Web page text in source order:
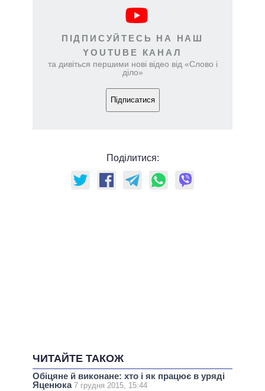
ПІДПИСУЙТЕСЬ НА НАШ
YOUTUBE КАНАЛ
та дивіться першими нові відео від «Слово і
діло»
Підписатися
Поділитися:
ЧИТАЙТЕ ТАКОЖ
Обіцяне й виконане: хто і як працює в уряді
Яценюка 7 грудня 2015, 15:44